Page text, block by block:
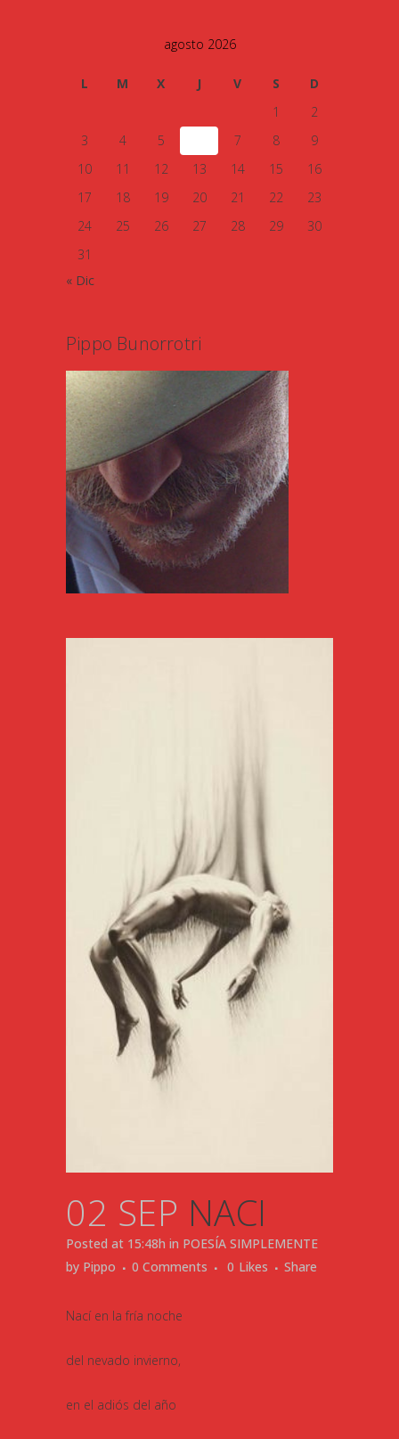
agosto 2026
L M X J V S
D
1
2
3
4 5 7 8
9
10
11 12 13 14 15
16
17
18 19 20 21 22
23
24
25 26 27 28 29
30
31
« Dic
Pippo Bunorrotri
02 SEP NACI
Posted at 15:48h in POESÍA SIMPLEMENTE
by Pippo 0 Comments 0 Likes Share
Nací en la fría noche
del nevado invierno,
en el adiós del año